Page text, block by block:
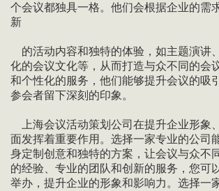
个会议都独具一格。他们会根据企业的需
新
的活动内容和独特的体验，如主题演讲
化的会议文化等，从而打造与众不同的会
和个性化的服务，他们能够提升会议的吸
参会者留下深刻的印象。
上海会议活动策划公司在提升企业形象
面发挥着重要作用。选择一家专业的公司
身定制创意和独特的方案，让会议与众不
的经验、专业的团队和创新的服务，您可
举办，提升企业的形象和影响力。选择一